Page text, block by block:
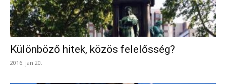
Különböző hitek, közös felelősség?
2016. jan 20.